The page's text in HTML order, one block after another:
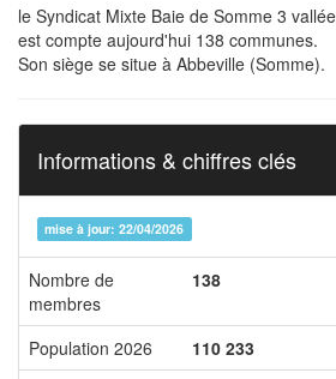
le Syndicat Mixte Baie de Somme 3
est compte aujourd'hui 138 communes.
Son siège se situe à Abbeville (Somme).
Informations & chiffres clés
mise à jour: 22/04/2026
Nombre de
membres
138
Population 2026
110 233